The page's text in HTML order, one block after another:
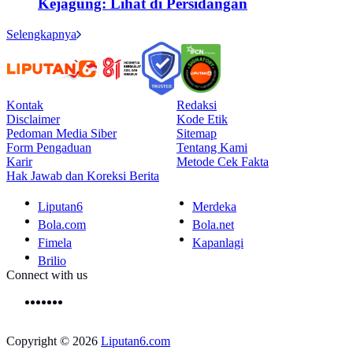
Kejagung: Lihat di Persidangan
Selengkapnya
Kontak
Redaksi
Disclaimer
Kode Etik
Pedoman Media Siber
Sitemap
Form Pengaduan
Tentang Kami
Karir
Metode Cek Fakta
Hak Jawab dan Koreksi Berita
Liputan6
Merdeka
Bola.com
Bola.net
Fimela
Kapanlagi
Brilio
Connect with us
Copyright © 2026 Liputan6.com